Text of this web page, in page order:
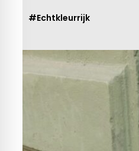
#Echtkleurrijk